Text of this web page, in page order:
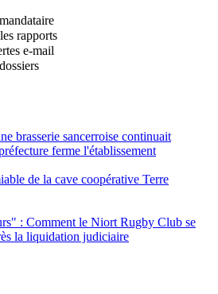
rapports
e-mail
brasserie sancerroise continuait
ferme l'établissement
de la cave coopérative Terre
: Comment le Niort Rugby Club se
la liquidation judiciaire